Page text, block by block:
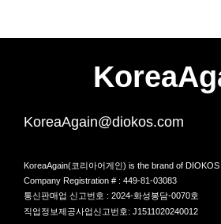
KoreaAgain@diokos.com
KoreaAgain(코리아어게인) is the brand of DIOKOS
Company Registration # : 449-81-03083
통신판매업 신고번호 : 2024-화성봉담-0070호
직업정보제공사업신고번호: J1511020240012